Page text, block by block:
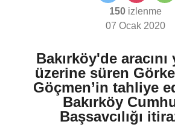
150izlenme
07 Ocak 2020
Bakırköy'de aracını
üzerine süren
Göçmen’in tahliye
Bakırköy
Başsavcılığı